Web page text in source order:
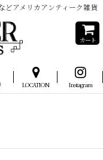
どアメリカアンティーク雑貨
カート
LOCATION Instagram